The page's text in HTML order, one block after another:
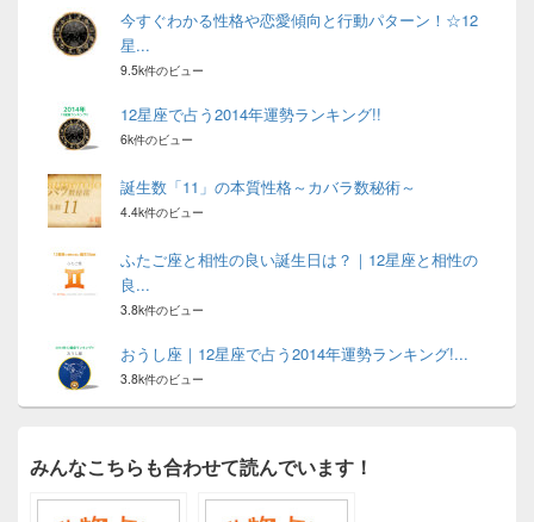
今すぐわかる性格や恋愛傾向と行動パターン！☆12
星...
9.5k件のビュー
12星座で占う2014年運勢ランキング!!
6k件のビュー
誕生数「11」の本質性格～カバラ数秘術～
4.4k件のビュー
ふたご座と相性の良い誕生日は？｜12星座と相性の
良...
3.8k件のビュー
おうし座｜12星座で占う2014年運勢ランキング!...
3.8k件のビュー
みんなこちらも合わせて読んでいます！